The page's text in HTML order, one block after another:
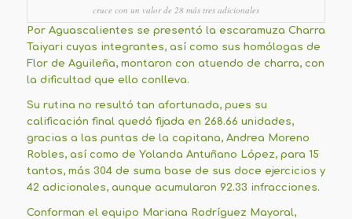
cruce con un valor de 28 más tres adicionales
Por Aguascalientes se presentó la escaramuza Charra
Taiyari cuyas integrantes, así como sus homólogas de
Flor de Aguileña, montaron con atuendo de charra, con
la dificultad que ello conlleva.
Su rutina no resultó tan afortunada, pues su
calificación final quedó fijada en 268.66 unidades,
gracias a las puntas de la capitana, Andrea Moreno
Robles, así como de Yolanda Antuñano López, para 15
tantos, más 304 de suma base de sus doce ejercicios y
42 adicionales, aunque acumularon 92.33 infracciones.
Conforman el equipo Mariana Rodríguez Mayoral,